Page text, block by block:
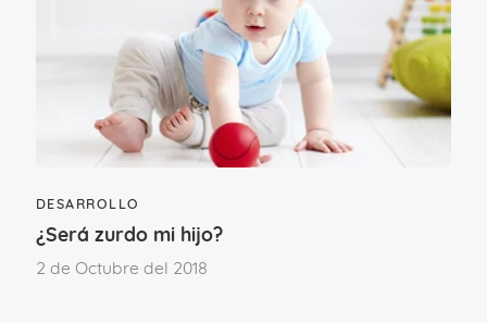
será el paso previo a su siguiente
habilidad: gatear.
Un poco de ayuda
DESARROLLO
¿Será zurdo mi hijo?
2 de Octubre del 2018